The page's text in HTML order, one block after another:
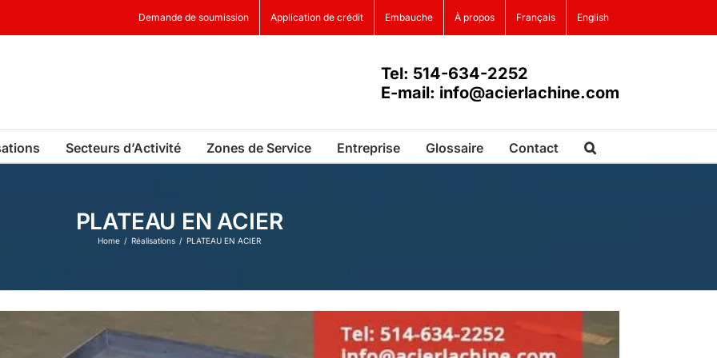
Demande de soumission Application de crédit Embauche À propos Français English
Tel: 514-634-2252
E-mail: info@acierlachine.com
Secteurs d’Activité Zones de Service Entreprise Glossaire Contact
PLATEAU EN ACIER
Home Réalisations PLATEAU EN ACIER